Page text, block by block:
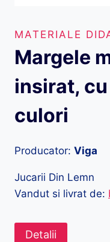
MATERIALE
Margele
insirat,
culori
Producator: Viga
Jucarii Din Lemn
Vandut si livrat de:
Detalii